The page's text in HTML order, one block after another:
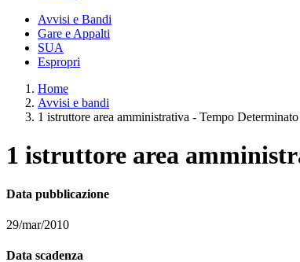
Avvisi e Bandi
Gare e Appalti
SUA
Espropri
Home
Avvisi e bandi
1 istruttore area amministrativa - Tempo
1 istruttore area
Data pubblicazione
29/mar/2010
Data scadenza